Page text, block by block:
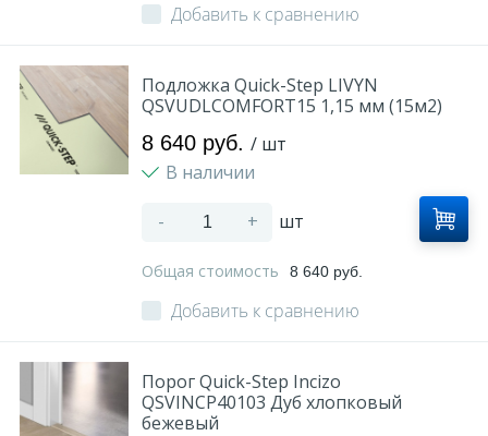
Добавить к сравнению
Подложка Quick-Step LIVYN
QSVUDLCOMFORT15 1,15 мм (15м2)
8 640 руб. / шт
В наличии
- + шт
Общая стоимость 8 640 руб.
Добавить к сравнению
Порог Quick-Step Incizo
QSVINCP40103 Дуб хлопковый
бежевый